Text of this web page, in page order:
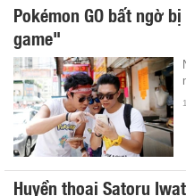
Pokémon GO bất ngờ
game"
Huyền thoại Satoru